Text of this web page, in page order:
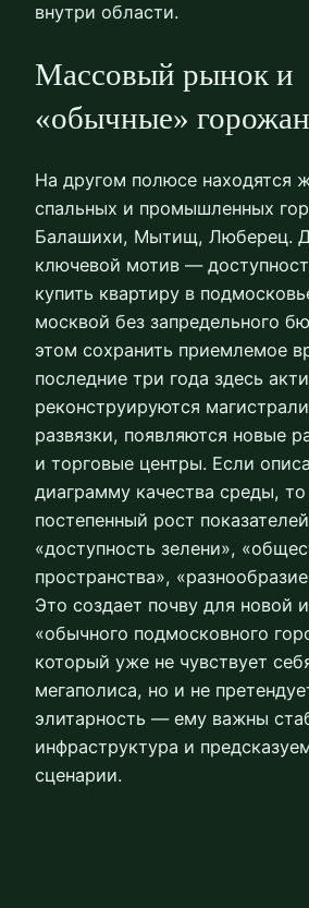
внутри области.
Массовый рынок и
«обычные»
На другом полюсе находятся
спальных и промышленных
Балашихи, Мытищ, Люберец.
ключевой мотив —
купить квартиру в
москвой без запредельного
этом сохранить приемлемое
последние три года здесь
реконструируются
развязки, появляются новые
и торговые центры. Если
диаграмму качества среды,
постепенный рост
«доступность зелени»,
пространства»,
Это создает почву для новой
«обычного подмосковного
который уже не чувствует
мегаполиса, но и не
элитарность — ему важны
инфраструктура и
сценарии.